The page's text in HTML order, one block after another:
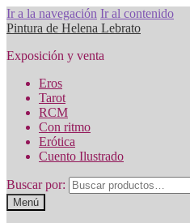
Ir a la navegación Ir al contenido
Pintura de Helena Lebrato
Exposición y venta
Eros
Tarot
RCM
Con ritmo
Erótica
Cuento Ilustrado
Buscar por:
Menú